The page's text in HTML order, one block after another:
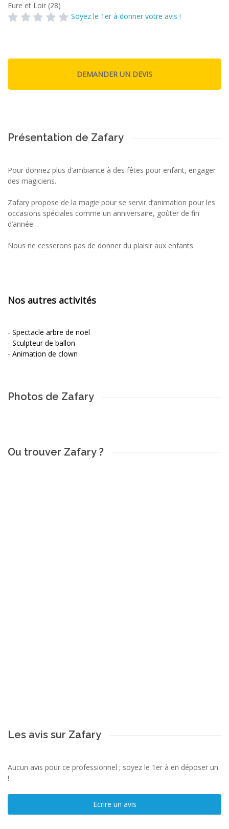
Eure et Loir (28)
Soyez le 1er à donner votre avis !
Présentation de Zafary
Pour donnez plus d’ambiance à des fêtes pour enfant, engager
des magiciens.
Zafary propose de la magie pour se servir d’animation pour les
occasions spéciales comme un anniversaire, goûter de fin
d’année…
Nous ne cesserons pas de donner du plaisir aux enfants.
Nos autres activités
- Spectacle arbre de noël
- Sculpteur de ballon
- Animation de clown
Photos de Zafary
Ou trouver Zafary ?
Les avis sur Zafary
Aucun avis pour ce professionnel ; soyez le 1er à en déposer un
!
Ecrire un avis